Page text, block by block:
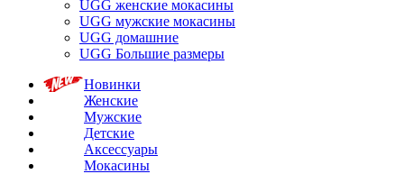
UGG женские мокасины
UGG мужские мокасины
UGG домашние
UGG Большие размеры
Новинки
Женские
Мужские
Детские
Аксессуары
Мокасины